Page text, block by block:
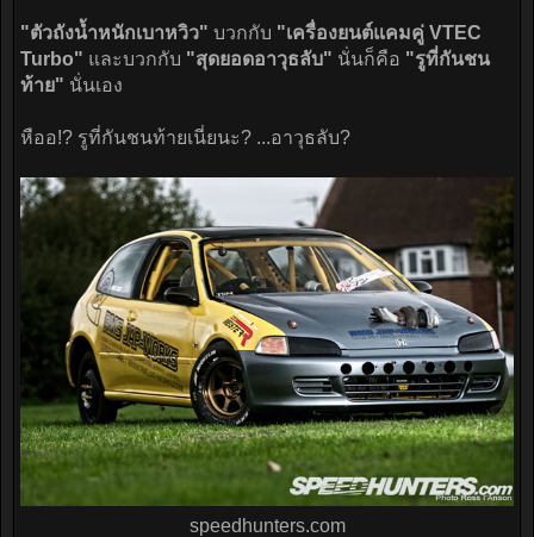
"ตัวถังน้ำหนักเบาหวิว" บวกกับ "เครื่องยนต์แคมคู่ VTEC
Turbo" และบวกกับ "สุดยอดอาวุธลับ" นั่นก็คือ "รูที่กันชน
ท้าย" นั่นเอง
หืออ!? รูที่กันชนท้ายเนี่ยนะ? ...อาวุธลับ?
speedhunters.com​